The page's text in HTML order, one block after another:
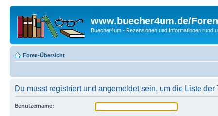
www.buecher4um.de/Foren
Buecher4um - Rezensionen und Informationen rund
Foren-Übersicht
Du musst registriert und angemeldet sein, um die Liste
Benutzername: